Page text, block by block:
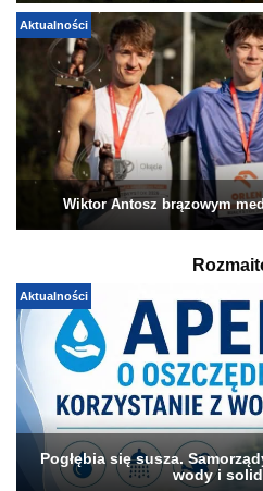
Aktualności
Wiktor Antosz brązowym
Aktualności
Pogłębia się susza.
wody i